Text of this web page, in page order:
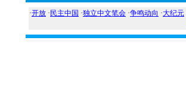
·开放 · 民主中国 ·独立中文笔会 ·争鸣动向 ·大纪元